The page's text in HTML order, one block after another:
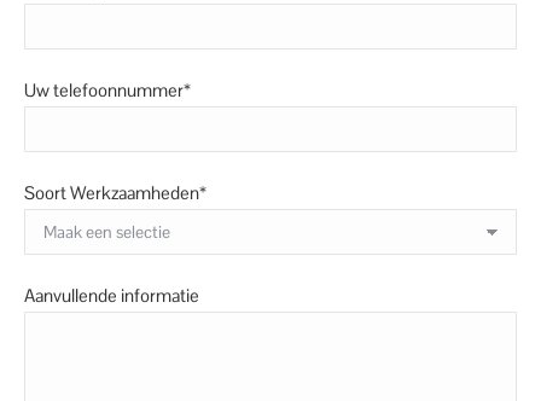
Uw telefoonnummer*
Soort Werkzaamheden*
Aanvullende informatie